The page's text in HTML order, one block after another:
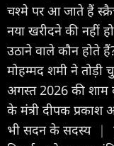
चश्मे पर आ जाते हैं
नया खरीदने की नहीं
उठाने वाले कौन होते
मोहम्मद शमी ने तोड़ी
अगस्त 2026 की शाम
के मंत्री दीपक
भी सदन के सदस्य |